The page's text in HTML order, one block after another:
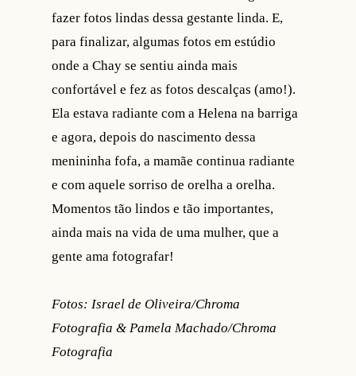
fazer fotos lindas dessa gestante linda. E,
para finalizar, algumas fotos em estúdio
onde a Chay se sentiu ainda mais
confortável e fez as fotos descalças (amo!).
Ela estava radiante com a Helena na barriga
e agora, depois do nascimento dessa
menininha fofa, a mamãe continua radiante
e com aquele sorriso de orelha a orelha.
Momentos tão lindos e tão importantes,
ainda mais na vida de uma mulher, que a
gente ama fotografar!
Fotos: Israel de Oliveira/Chroma
Fotografia & Pamela Machado/Chroma
Fotografia